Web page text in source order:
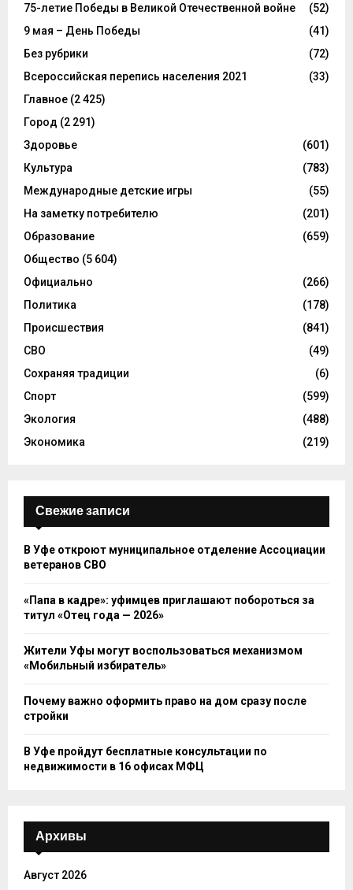
75-летие Победы в Великой Отечественной войне
(52)
9 мая – День Победы
(41)
Без рубрики
(72)
Всероссийская перепись населения 2021
(33)
Главное (2 425)
Город (2 291)
Здоровье
(601)
Культура
(783)
Международные детские игры
(55)
На заметку потребителю
(201)
Образование
(659)
Общество (5 604)
Официально
(266)
Политика
(178)
Происшествия
(841)
СВО
(49)
Сохраняя традиции
(6)
Спорт
(599)
Экология
(488)
Экономика
(219)
Свежие записи
В Уфе откроют муниципальное отделение Ассоциации
ветеранов СВО
«Папа в кадре»: уфимцев приглашают побороться за
титул «Отец года — 2026»
Жители Уфы могут воспользоваться механизмом
«Мобильный избиратель»
Почему важно оформить право на дом сразу после
стройки
В Уфе пройдут бесплатные консультации по
недвижимости в 16 офисах МФЦ
Архивы
Август 2026